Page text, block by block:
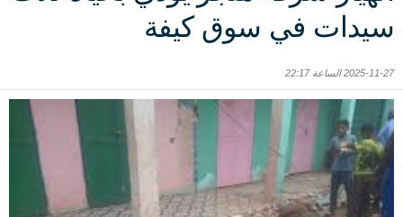
سيدات في سوق كيفة
2025-11-27 الساعة 22:17